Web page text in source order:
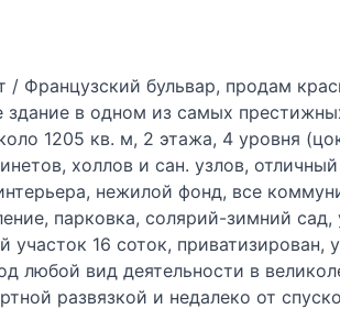
/ Французский бульвар, продам
здание в одном из самых
1205 кв. м, 2 этажа, 4 уровня
холлов и сан. узлов,
нежилой фонд, все
парковка, солярий-зимний
участок 16 соток, приватизирован,
любой вид деятельности в
развязкой и недалеко от